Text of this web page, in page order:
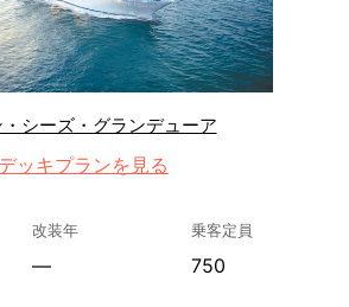
シーズ・グランデューア
デッキプランを見る
改装年
—
乗客定員
750